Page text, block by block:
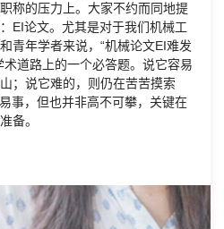
称的压力上。大家不约而同地提
EI论文。尤其是对于我们机械工
青年学者来说，“机械论文EI难发
道路上的一个必答题。说它容易
；说它难的，则仍在苦苦摸索
事，但也并非高不可攀，关键在
备。